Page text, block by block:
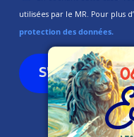
utilisées par le MR. Pour plus
protection des données.